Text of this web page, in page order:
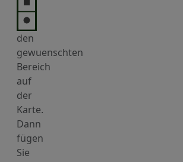
den
gewuenschten
Bereich
auf
der
Karte.
Dann
fügen
Sie